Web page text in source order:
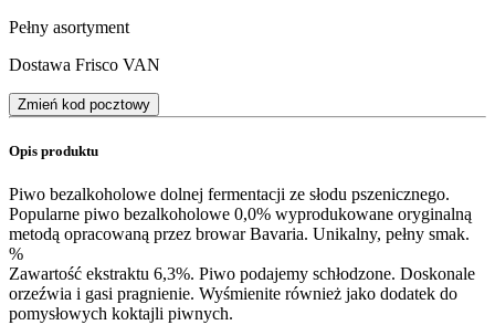
Pełny asortyment
Dostawa Frisco VAN
Zmień kod pocztowy
Opis produktu
Piwo bezalkoholowe dolnej fermentacji ze słodu pszenicznego.
Popularne piwo bezalkoholowe 0,0% wyprodukowane oryginalną
metodą opracowaną przez browar Bavaria. Unikalny, pełny smak.
%
Zawartość ekstraktu 6,3%. Piwo podajemy schłodzone. Doskonale
orzeźwia i gasi pragnienie. Wyśmienite również jako dodatek do
pomysłowych koktajli piwnych.